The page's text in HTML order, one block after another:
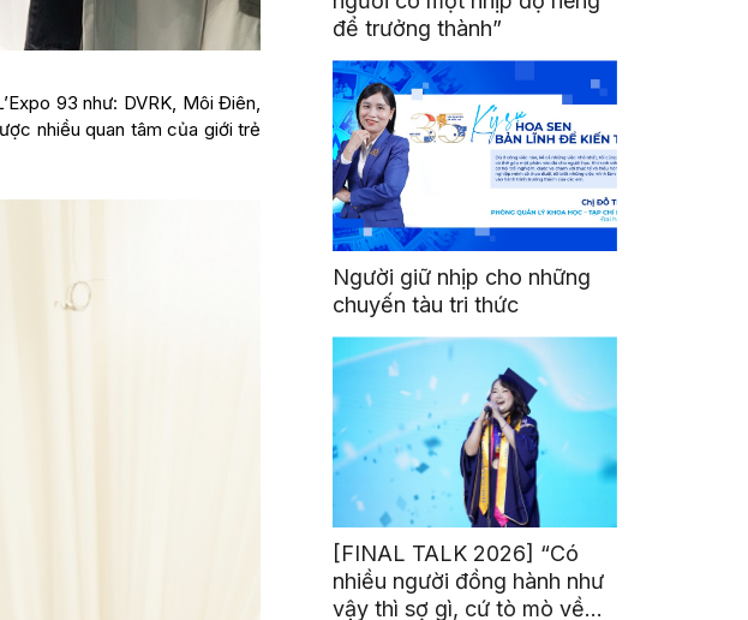
93 như: DVRK, Môi Điên,
nhiều quan tâm của giới trẻ
để trưởng thành”
Người giữ nhịp cho những
chuyến tàu tri thức
[FINAL TALK 2026] “Có
nhiều người đồng hành như
vậy thì sợ gì, cứ tò mò về